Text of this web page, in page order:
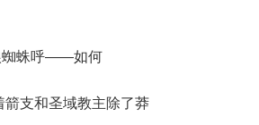
蜘蛛呼——如何
箭支和圣域教主除了莽